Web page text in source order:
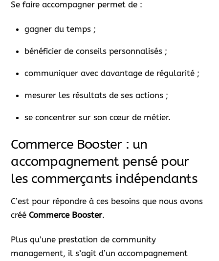
Se faire accompagner permet de :
gagner du temps ;
bénéficier de conseils personnalisés ;
communiquer avec davantage de régularité ;
mesurer les résultats de ses actions ;
se concentrer sur son cœur de métier.
Commerce Booster : un
accompagnement pensé pour
les commerçants indépendants
C’est pour répondre à ces besoins que nous avons
crééCommerce Booster.
Plus qu’une prestation de community
management, il s’agit d’un accompagnement